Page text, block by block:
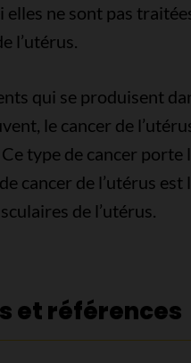
ne sont pas
l’utérus.
qui se produisent
le cancer de
type de cancer porte
cancer de l’utérus est
de l’utérus.
et références